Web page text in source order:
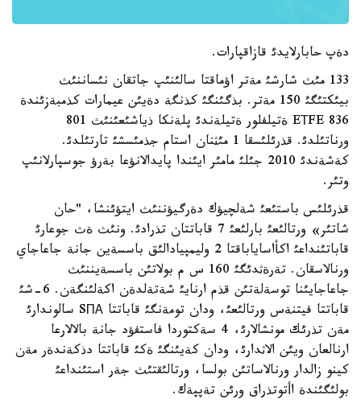
دةپ حابارلايدئ قازاقپارات.
133 مئث شارشئ مةتر اؤماقتا سالئنئپ جاتقان نئساننئث
بيئكتئگئ 150 مةتر. بذگئنگئ كذنگة دةيئن عيمارات كذمبةزئندة
836 EТFE ةتيلفلور ةتيلةندئ پلةنكا ذياشئعئنئث 801
ورناتئلدئ. قذرئلئسقا 1 مئثنان استام جذمئسشئ تارتئلدئ.
كةشةندئ 2010 جئلئ مامئر ايئندا پايدالانؤعا بةرؤ جوسپارلانئپ
وتئر.
قذرئلئس باستئعئ شةلچيؤك دةرگيؤننئث ايتؤئنشا، "حان
شاتئر» ورتالئعئ بارلئعئ 7 قاباتتان تذرادئ. ونئث ةث جوعارئ
قاباتئنداعئ اكأاساياباقتا 2 وليمپيادالئق باسسةين جانة جاعاجاي
ورنالاسقان. تةرةثدئگئ 160 س م بولاتئن باسسةيننئث
جاعاجايئنا توسةلةتئن قذم ارنايئ شةتةلدةن اكةلئنگةن. 6-شئ
قاباتتا فيتنةس ورتالئعئ، ودان تومةنگئ قاباتتا SПА سالوندارئ
مةن تذرئك مونشالارئ، 4 سةكتوردا فاستفؤد جانة بالالارعا
ارنالعان ويئن الاثدارئ، ودان كةيئنگئ ةكئ قاباتتا دذكةندةر مةن
كينو زالدار ورنالاساتئن بولسا، ورتالئقتئث جةر استئنداعئ
بولئگئندة اأتوتذراق ورئن تةپپةك.